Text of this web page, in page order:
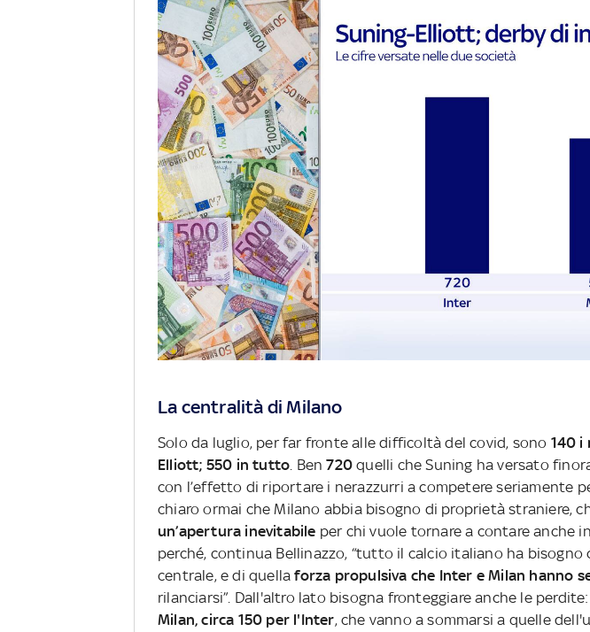
La centralità di Milano
Solo da luglio, per far fronte alle difficoltà del covid, sono 140 i
Elliott; 550 in tutto. Ben720quelli che Suning ha versato
con l’effetto di riportare i nerazzurri a competere seriamente
chiaro ormai che Milano abbia bisogno di proprietà straniere,
un’apertura inevitabile per chi vuole tornare a contare anche
perché, continua Bellinazzo, “tutto il calcio italiano ha bisogno
centrale, e di quellaforza propulsiva che Inter e Milan hanno
rilanciarsi”. Dall'altro lato bisogna fronteggiare anche le perdite:
Milan, circa 150 per l'Inter, che vanno a sommarsi a quelle